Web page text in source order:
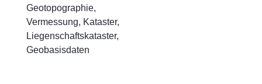
Geotopographie,
Vermessung, Kataster,
Liegenschaftskataster,
Geobasisdaten